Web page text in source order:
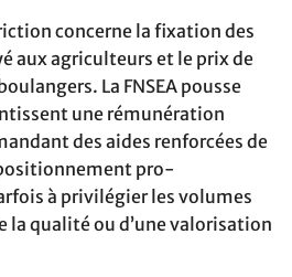
concerne la fixation des
aux agriculteurs et le prix de
La FNSEA pousse
une rémunération
des aides renforcées de
pro-
à privilégier les volumes
la qualité ou d’une valorisation